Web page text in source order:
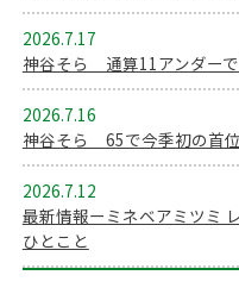
2026.7.17
神谷そら 通算11アンダー
2026.7.16
神谷そら 65で今季初の首
2026.7.12
最新情報ーミネベアミツミ
ひとこと